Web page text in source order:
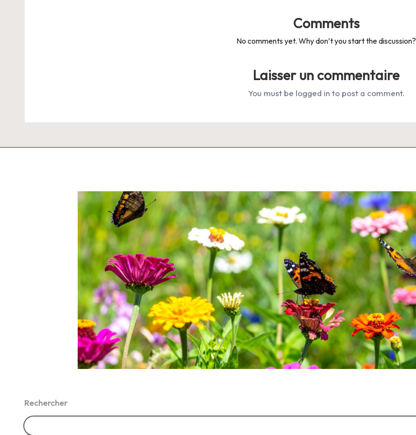
Comments
No comments yet. Why don’t you start the discussion?
Laisser un commentaire
You must be logged in to post a comment.
Rechercher